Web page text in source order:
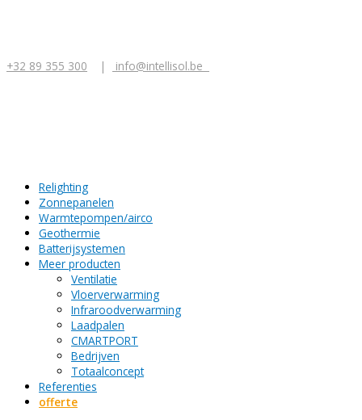
+32 89 355 300 | info@intellisol.be
Relighting
Zonnepanelen
Warmtepompen/airco
Geothermie
Batterijsystemen
Meer producten
Ventilatie
Vloerverwarming
Infraroodverwarming
Laadpalen
CMARTPORT
Bedrijven
Totaalconcept
Referenties
offerte